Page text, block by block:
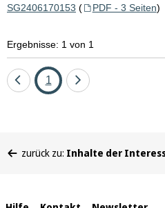
SG2406170153 ( PDF - 3 Seiten)
Ergebnisse: 1 von 1
EineSeite
1
Eine
befinden
zurück zu: Inhalte der